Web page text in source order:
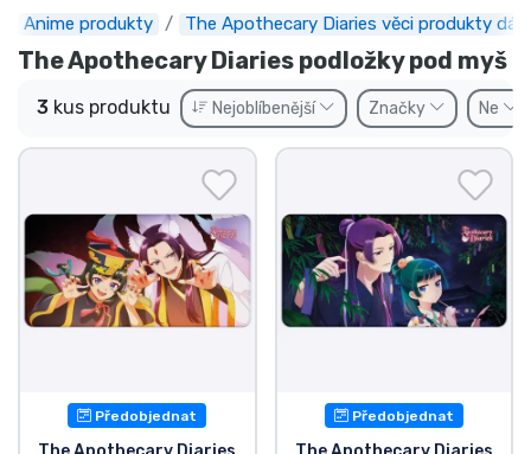
Anime produkty The Apothecary Diaries věci produkty
The Apothecary Diaries podložky pod myš
3 kus produktu Nejoblíbenější Značky Ne
Předobjednat Předobjednat
Předobjednat
Outlet produkty
Doprava a platba
Seriálové věci
Filmové věci
Anime věci